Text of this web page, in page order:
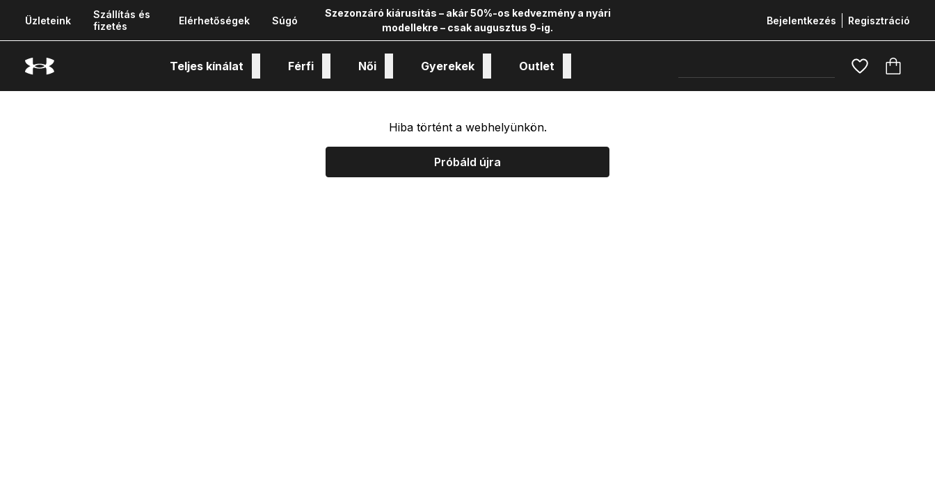
Üzleteink
Szállítás és
fizetés
Elérhetőségek Súgó
Szezonzáró kiárusítás – akár 50%-os kedvezmény a nyári
modellekre – csak augusztus 9-ig.
Bejelentkezés Regisztráció
Teljes kínálat Férfi Női Gyerekek Outlet
Hiba történt a webhelyünkön.
Próbáld újra